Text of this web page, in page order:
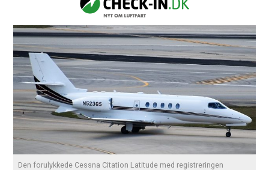
Den forulykkede Cessna Citation Latitude med registreringen